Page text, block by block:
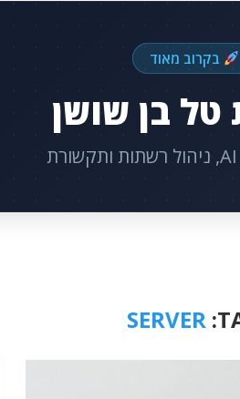
בקרוב מאוד
טל בן שושן
SERVER